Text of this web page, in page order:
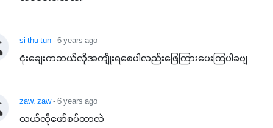
si thu tun- 6 years ago
ငုံးချေးကဘယ်လိုအကျိုးရစေပါလည်းဖြေကြားပေးကြပါခဗျ
zaw. zaw- 6 years ago
လယ်လိုဖော်စပ်တာလဲ